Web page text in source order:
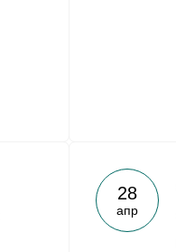
28
апр